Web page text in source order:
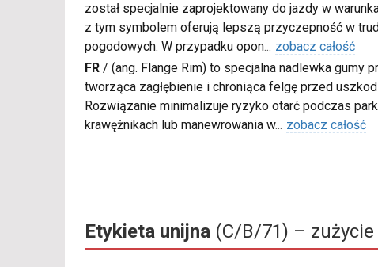
został specjalnie zaprojektowany do jazdy w
z tym symbolem oferują lepszą przyczepność w
pogodowych. W przypadku opon... zobacz całość
FR / (ang. Flange Rim) to specjalna nadlewka gumy
tworząca zagłębienie i chroniąca felgę przed
Rozwiązanie minimalizuje ryzyko otarć podczas
krawężnikach lub manewrowania w... zobacz całość
Etykieta unijna (C/B/71) – zużycie